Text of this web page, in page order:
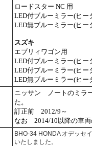
ロードスター NC 用
LED付ブルーミラー(ヒ
LED無ブルーミラー(ヒ
スズキ
エブリィワゴン用
LED付ブルーミラー(ヒ
LED付ブルーミラー(ヒ
LED無ブルーミラー(ヒ
ニッサン ノートのミラ
た。
訂正前 2012/9～ 訂
なお 2014/10以降の車両
BHO-34 HONDA オデッセ
いたしました。